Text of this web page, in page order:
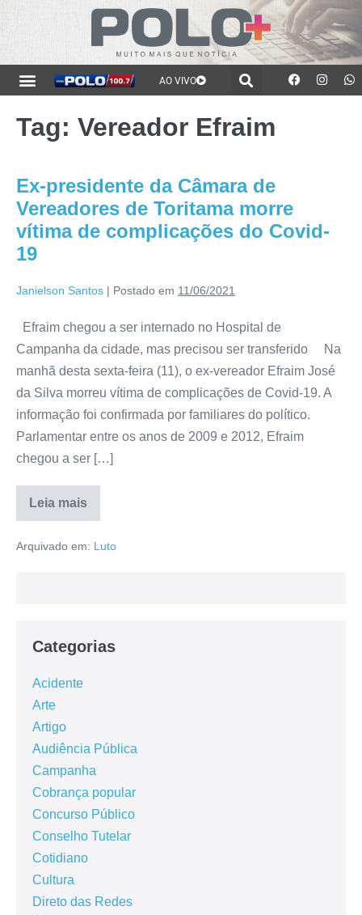
AO VIVO
Tag: Vereador Efraim
Ex-presidente da Câmara de
Vereadores de Toritama morre
vítima de complicações do Covid-
19
Janielson Santos | Postado em 11/06/2021
Efraim chegou a ser internado no Hospital de
Campanha da cidade, mas precisou ser transferido Na
manhã desta sexta-feira (11), o ex-vereador Efraim José
da Silva morreu vítima de complicações de Covid-19. A
informação foi confirmada por familiares do político.
Parlamentar entre os anos de 2009 e 2012, Efraim
chegou a ser […]
Leia mais
Arquivado em: Luto
Categorias
Acidente
Arte
Artigo
Audiência Pública
Campanha
Cobrança popular
Concurso Público
Conselho Tutelar
Cotidiano
Cultura
Direto das Redes